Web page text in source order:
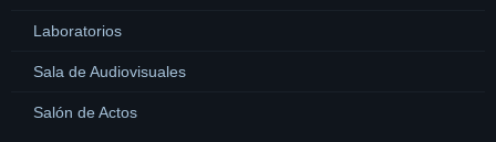
Laboratorios
Sala de Audiovisuales
Salón de Actos